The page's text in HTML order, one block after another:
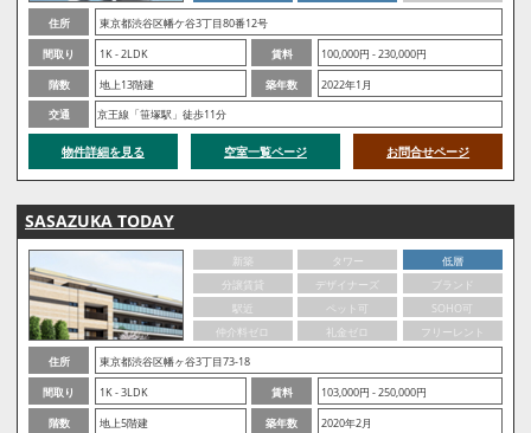
住所
東京都渋谷区幡ケ谷3丁目80番12号
間取り
1K - 2LDK 賃料
100,000円 - 230,000円
階数
地上13階建 築年数
2022年1月
交通
京王線「笹塚駅」徒歩11分
物件詳細を見る 空室一覧ページ お問合せページ
SASAZUKA TODAY
新築 タワー
低層
分譲賃貸
デザイナーズ
ブランド
駅近
ペット可
SOHO可
仲介料ゼロ
礼金ゼロ
フリーレント
住所
東京都渋谷区幡ヶ谷3丁目73-18
間取り
1K - 3LDK 賃料
103,000円 - 250,000円
階数
地上5階建 築年数
2020年2月